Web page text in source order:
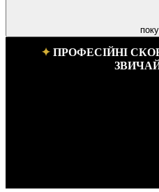
✦ПРОФЕСІЙНІ